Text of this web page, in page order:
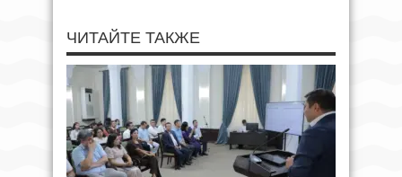
ЧИТАЙТЕ ТАКЖЕ